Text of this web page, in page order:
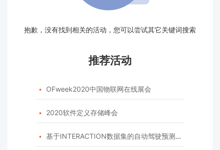
抱歉，没有找到相关的活动，您可以尝试其它关键词搜索
推荐活动
 OFweek2020中国物联网在线展会
 2020软件定义存储峰会
 基于INTERACTION数据集的自动驾驶预测模型挑战赛